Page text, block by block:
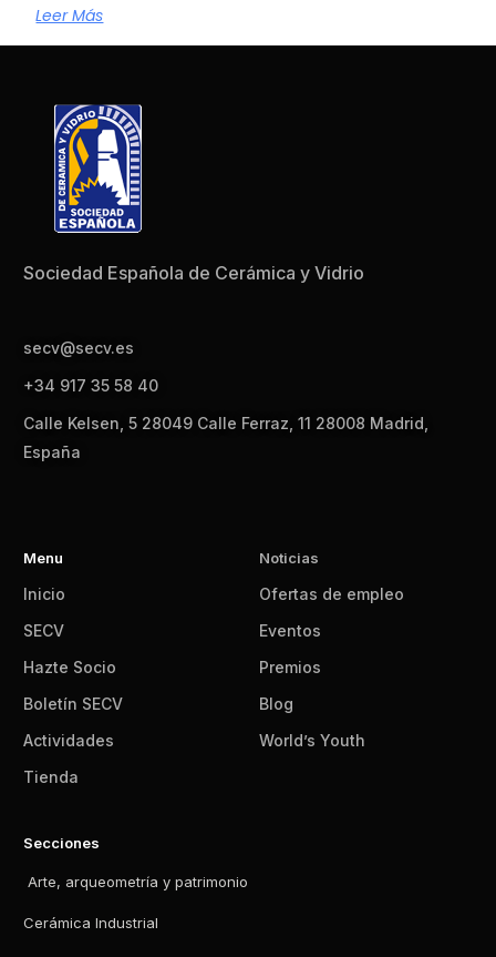
Leer Más
Sociedad Española de Cerámica y Vidrio
secv@secv.es
+34 917 35 58 40
Calle Kelsen, 5 28049 Calle Ferraz, 11 28008 Madrid,
España
Menu
Inicio
SECV
Hazte Socio
Boletín SECV
Actividades
Tienda
Noticias
Ofertas de empleo
Eventos
Premios
Blog
World’s Youth
Secciones
Arte, arqueometría y patrimonio
Cerámica Industrial